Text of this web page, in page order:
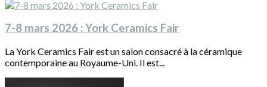
7-8 mars 2026 : York Ceramics Fair
La York Ceramics Fair est un salon consacré à la céramique
contemporaine au Royaume-Uni. Il est...